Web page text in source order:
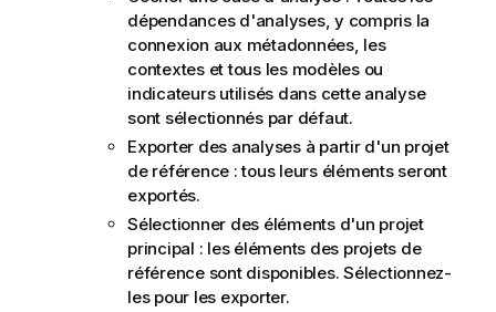
dépendances d'analyses, y compris la
connexion aux métadonnées, les
contextes et tous les modèles ou
indicateurs utilisés dans cette analyse
sont sélectionnés par défaut.
Exporter des analyses à partir d'un projet
de référence : tous leurs éléments seront
exportés.
Sélectionner des éléments d'un projet
principal : les éléments des projets de
référence sont disponibles. Sélectionnez-
les pour les exporter.